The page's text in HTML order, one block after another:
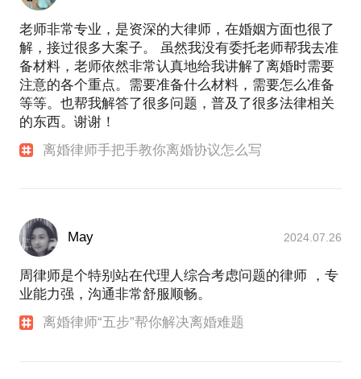
老师非常专业，是资深的大律师，在婚姻方面也很了
解，接过很多大案子。 虽然我没有委托老师帮我去准
备材料，老师依然非常认真地给我讲解了离婚时需要
注意的各个重点。需要准备什么材料，需要怎么准备
等等。也帮我解答了很多问题，普及了很多法律相关
的东西。谢谢！
离婚律师手把手教你离婚协议怎么写
May 2024.07.26
周律师是个特别站在代理人综合考虑问题的律师 ，专
业能力强，沟通非常舒服顺畅。
离婚律师“五步”帮你解决离婚难题